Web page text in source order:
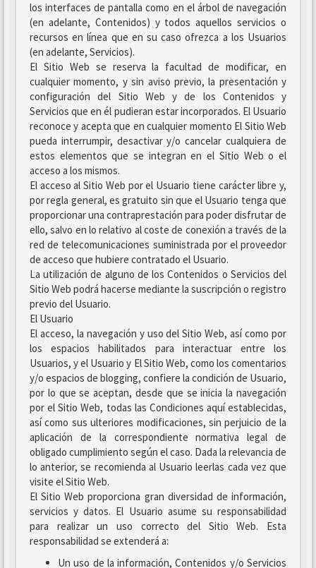
los interfaces de pantalla como en el árbol de navegación
(en adelante, Contenidos) y todos aquellos servicios o
recursos en línea que en su caso ofrezca a los Usuarios
(en adelante, Servicios).
El Sitio Web se reserva la facultad de modificar, en
cualquier momento, y sin aviso previo, la presentación y
configuración del Sitio Web y de los Contenidos y
Servicios que en él pudieran estar incorporados. El Usuario
reconoce y acepta que en cualquier momento El Sitio Web
pueda interrumpir, desactivar y/o cancelar cualquiera de
estos elementos que se integran en el Sitio Web o el
acceso a los mismos.
El acceso al Sitio Web por el Usuario tiene carácter libre y,
por regla general, es gratuito sin que el Usuario tenga que
proporcionar una contraprestación para poder disfrutar de
ello, salvo en lo relativo al coste de conexión a través de la
red de telecomunicaciones suministrada por el proveedor
de acceso que hubiere contratado el Usuario.
La utilización de alguno de los Contenidos o Servicios del
Sitio Web podrá hacerse mediante la suscripción o registro
previo del Usuario.
El Usuario
El acceso, la navegación y uso del Sitio Web, así como por
los espacios habilitados para interactuar entre los
Usuarios, y el Usuario y El Sitio Web, como los comentarios
y/o espacios de blogging, confiere la condición de Usuario,
por lo que se aceptan, desde que se inicia la navegación
por el Sitio Web, todas las Condiciones aquí establecidas,
así como sus ulteriores modificaciones, sin perjuicio de la
aplicación de la correspondiente normativa legal de
obligado cumplimiento según el caso. Dada la relevancia de
lo anterior, se recomienda al Usuario leerlas cada vez que
visite el Sitio Web.
El Sitio Web proporciona gran diversidad de información,
servicios y datos. El Usuario asume su responsabilidad
para realizar un uso correcto del Sitio Web. Esta
responsabilidad se extenderá a:
Un uso de la información, Contenidos y/o Servicios